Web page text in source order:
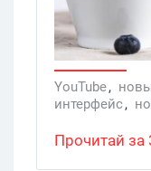
YouTube,
интерфейс,
Прочитай за